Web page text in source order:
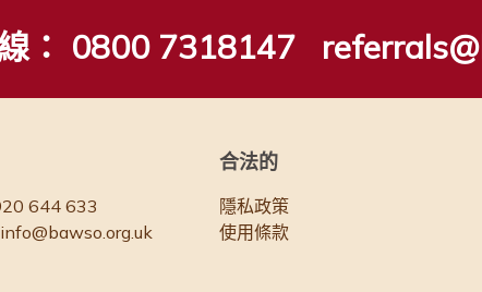
： 0800 7318147
644 633
info@bawso.org.uk
合法的
隱私政策
使用條款